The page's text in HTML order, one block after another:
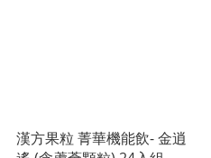
漢方果粒 菁華機能飲- 金逍